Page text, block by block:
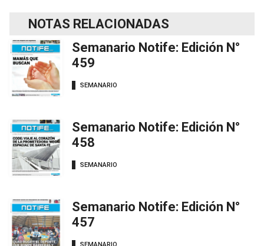
NOTAS RELACIONADAS
Semanario Notife: Edición N°
459
SEMANARIO
Semanario Notife: Edición N°
458
SEMANARIO
Semanario Notife: Edición N°
457